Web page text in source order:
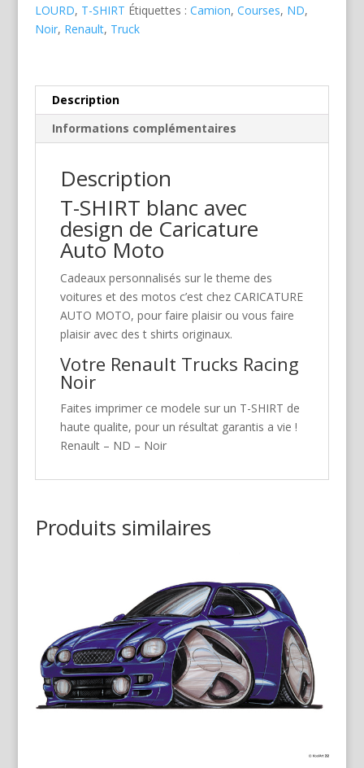
LOURD, T-SHIRT Étiquettes : Camion, Courses, ND,
Noir, Renault, Truck
Description
Informations complémentaires
Description
T-SHIRT blanc avec
design de Caricature
Auto Moto
Cadeaux personnalisés sur le theme des
voitures et des motos c’est chez CARICATURE
AUTO MOTO, pour faire plaisir ou vous faire
plaisir avec des t shirts originaux.
Votre Renault Trucks Racing
Noir
Faites imprimer ce modele sur un T-SHIRT de
haute qualite, pour un résultat garantis a vie !
Renault – ND – Noir
Produits similaires